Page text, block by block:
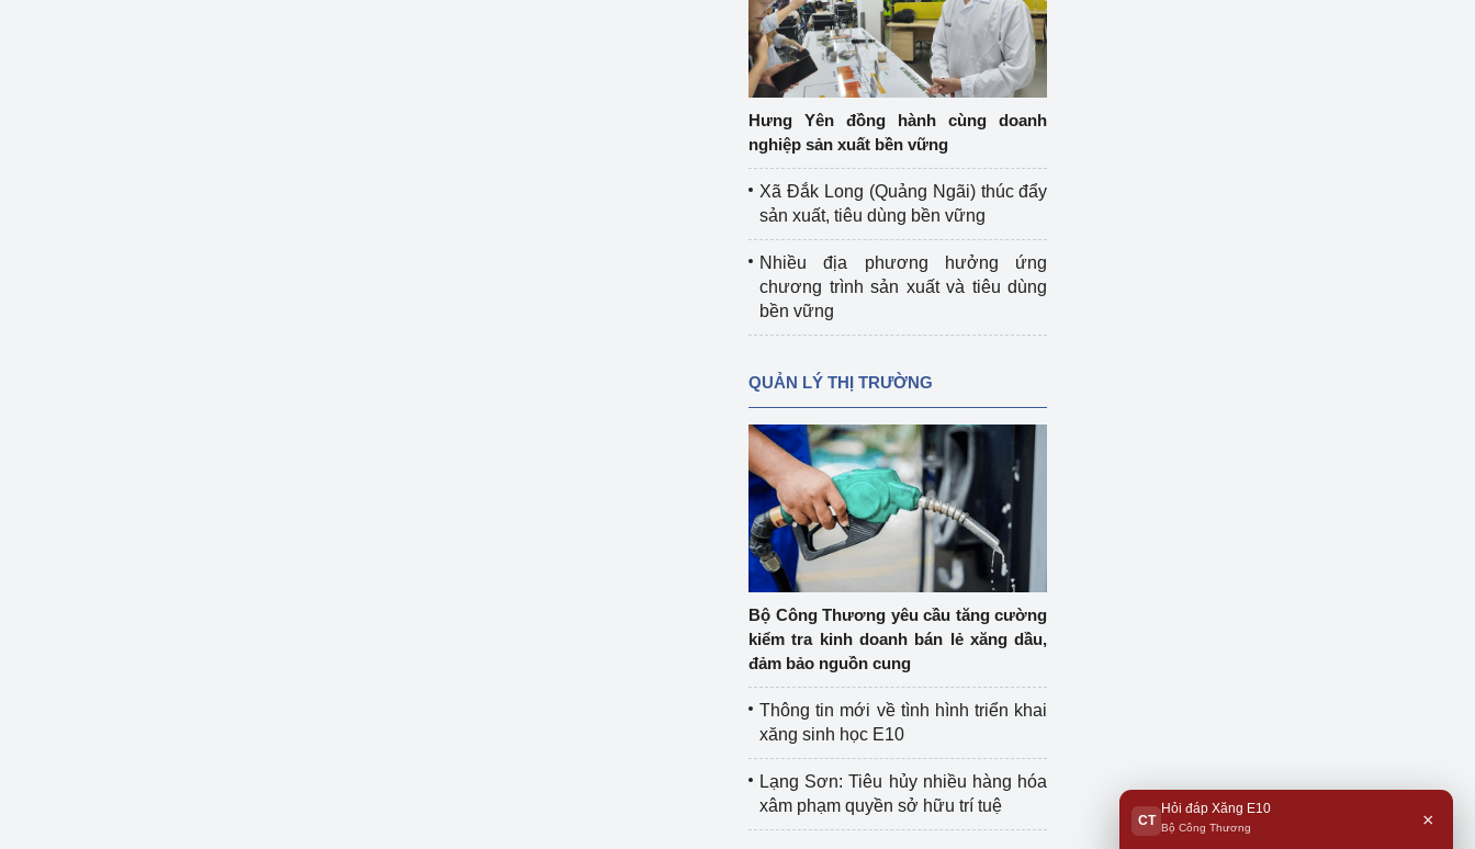
Hưng Yên đồng hành cùng doanh
nghiệp sản xuất bền vững
Xã Đắk Long (Quảng Ngãi) thúc đẩy
sản xuất, tiêu dùng bền vững
Nhiều địa phương hưởng ứng
chương trình sản xuất và tiêu dùng
bền vững
QUẢN LÝ THỊ TRƯỜNG
Bộ Công Thương yêu cầu tăng cường
kiểm tra kinh doanh bán lẻ xăng dầu,
đảm bảo nguồn cung
Thông tin mới về tình hình triển khai
xăng sinh học E10
Lạng Sơn: Tiêu hủy nhiều hàng hóa
xâm phạm quyền sở hữu trí tuệ
CT
Hỏi đáp Xăng E10
Bộ Công Thương ×